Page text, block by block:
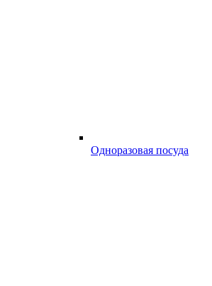
Одноразовая посуда